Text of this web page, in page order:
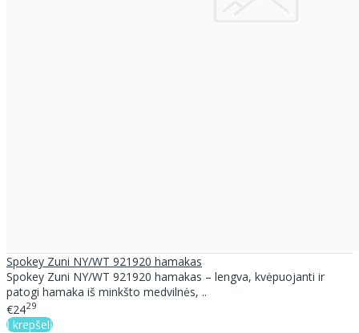
Spokey Zuni NY/WT 921920 hamakas
Spokey Zuni NY/WT 921920 hamakas – lengva, kvėpuojanti ir
patogi hamaka iš minkšto medvilnės, ..
€2429
Į krepšelį